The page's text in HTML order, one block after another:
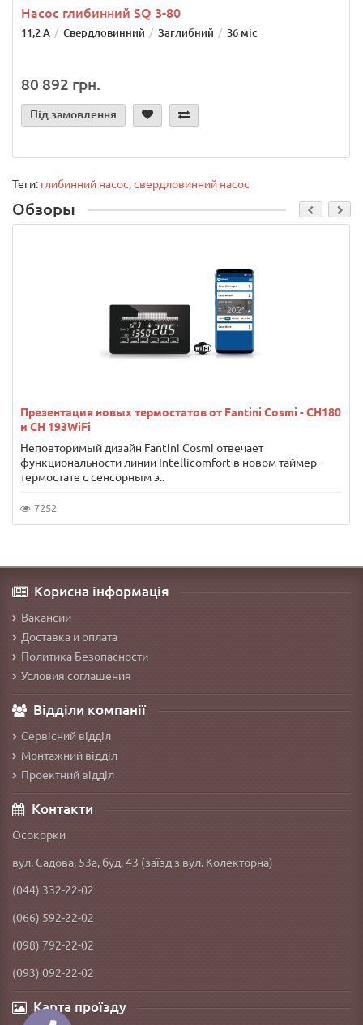
Насос глибинний SQ 3-80
11,2 А Свердловинний Заглибний 36 міс
80 892 грн.
Під замовлення
Теги: глибинний насос,свердловинний насос
Обзоры
Презентация новых термостатов от Fantini Cosmi - CH180
и CH 193WiFi
Неповторимый дизайн Fantini Cosmi отвечает
функциональности линии Intellicomfort в новом таймер-
термостате с сенсорным э..
7252
Корисна інформація
Вакансии
Доставка и оплата
Политика Безопасности
Условия соглашения
Відділи компанії
Сервісний відділ
Монтажний відділ
Проектний відділ
Контакти
Осокорки
вул. Садова, 53а, буд. 43 (заїзд з вул. Колекторна)
(044) 332-22-02
(066) 592-22-02
(098) 792-22-02
(093) 092-22-02
Карта проїзду